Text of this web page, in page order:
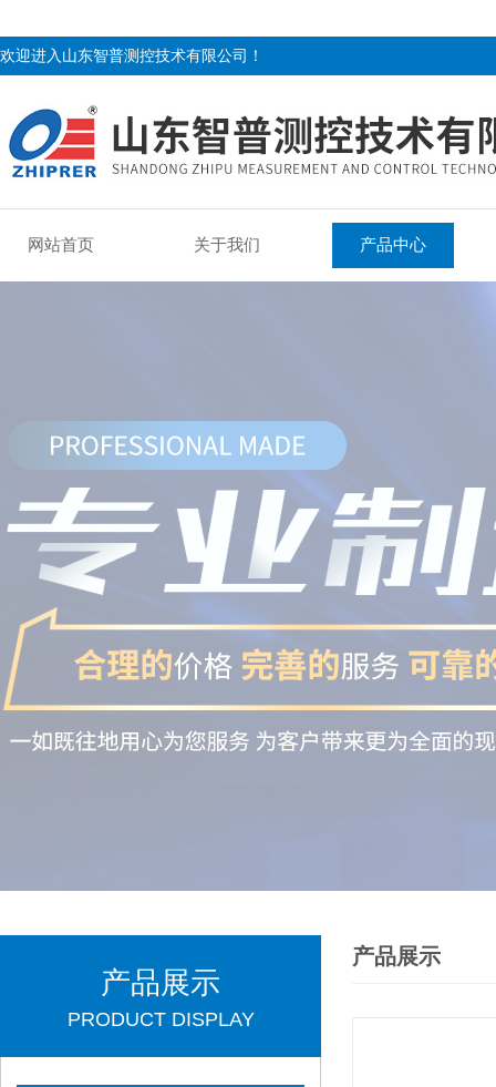
欢迎进入山东智普测控技术有限公司！
网站首页 关于我们 产品中心
产品展示
PRODUCT DISPLAY
产品展示